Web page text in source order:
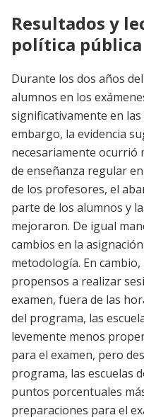
Resultados y
política pública
Durante los dos años
alumnos en los
significativamente en
embargo, la evidencia
necesariamente ocurrió
de enseñanza regular
de los profesores, el
parte de los alumnos y
mejoraron. De igual
cambios en la
metodología. En
propensos a realizar
examen, fuera de las
del programa, las
levemente menos
para el examen, pero
programa, las escuelas
puntos porcentuales
preparaciones para el